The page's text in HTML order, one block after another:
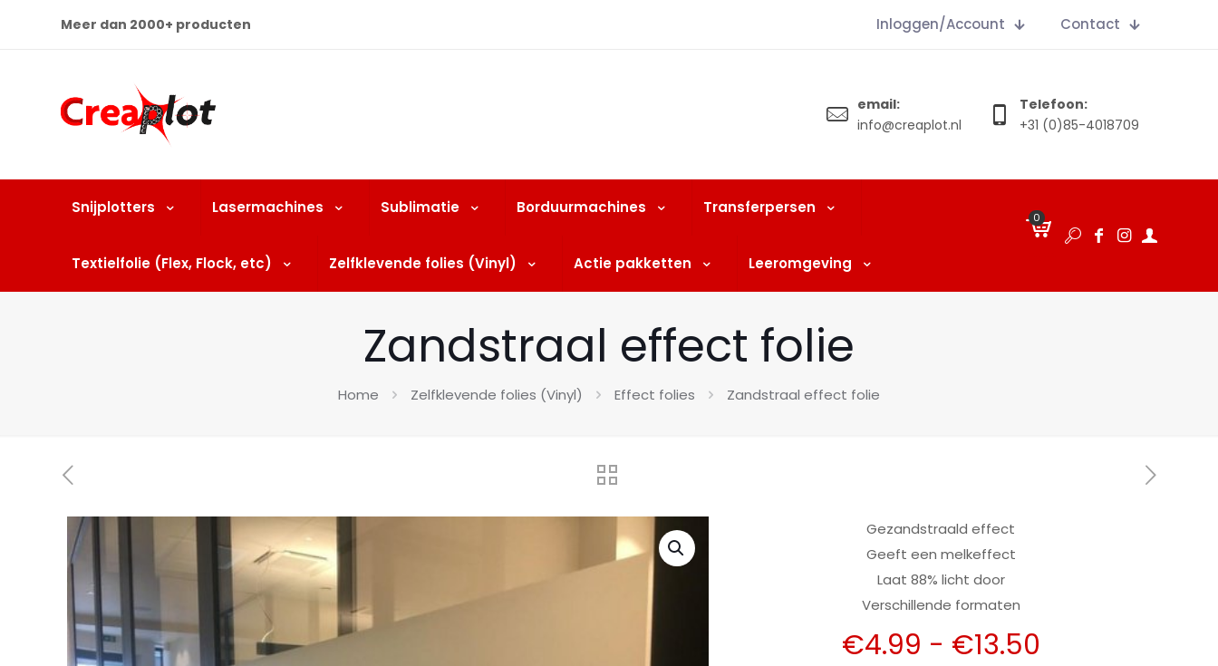
Meer dan 2000+ producten Inloggen/Account Contact
email:
info@creaplot.nl
Telefoon:
+31 (0)85-4018709
Snijplotters Lasermachines Sublimatie Borduurmachines Transferpersen
Textielfolie (Flex, Flock, etc) Zelfklevende folies (Vinyl) Actie pakketten Leeromgeving
0
Zandstraal effect folie
Home Zelfklevende folies (Vinyl) Effect folies Zandstraal effect folie
Gezandstraald effect
Geeft een melkeffect
Laat 88% licht door
Verschillende formaten
€4.99 - €13.50